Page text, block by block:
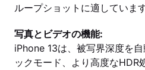
ループショットに適しています
写真とビデオの機能:
iPhone 13は、被写界深度を
ックモード、より高度な